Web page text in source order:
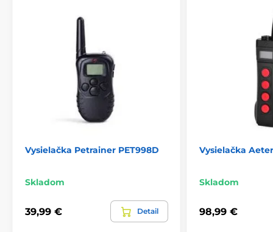
Vysielačka Petrainer PET998D
Skladom
39,99 € Detail
Vysielačka
Skladom
98,99 €